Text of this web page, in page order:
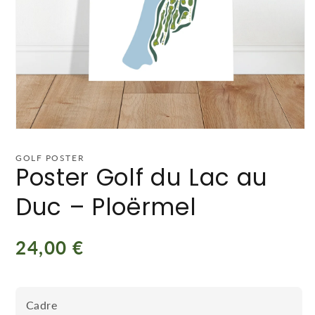
GOLF POSTER
Poster Golf du Lac au
Duc – Ploërmel
Prix
24,00 €
Cadre